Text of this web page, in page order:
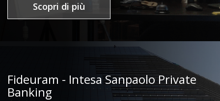
Scopri di più
Fideuram - Intesa Sanpaolo Private
Banking